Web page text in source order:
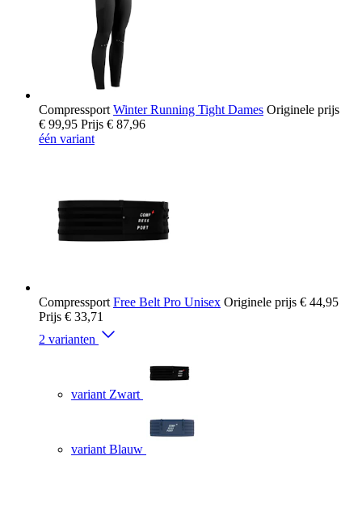
Compressport Winter Running Tight Dames Originele prijs
€ 99,95 Prijs € 87,96
één variant
Compressport Free Belt Pro Unisex Originele prijs € 44,95
Prijs € 33,71
2 varianten
variant Zwart
variant Blauw